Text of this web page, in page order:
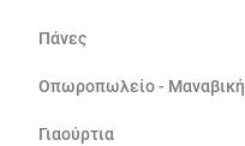
Πάνες
Οπωροπωλείο - Μαναβική
Γιαούρτια